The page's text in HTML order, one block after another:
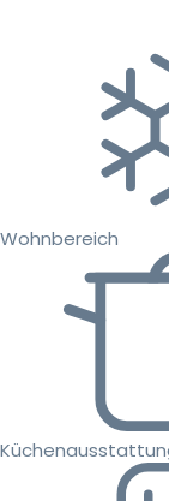
Wohnbereich